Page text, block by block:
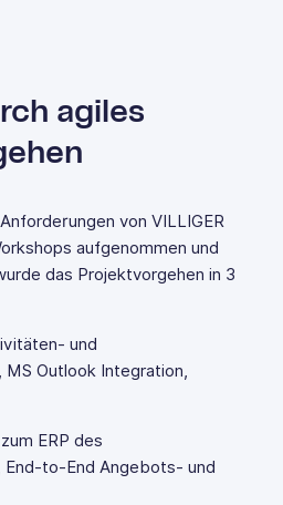
agiles
von VILLIGER
aufgenommen und
das Projektvorgehen in 3
und
Outlook Integration,
ERP des
to-End Angebots- und